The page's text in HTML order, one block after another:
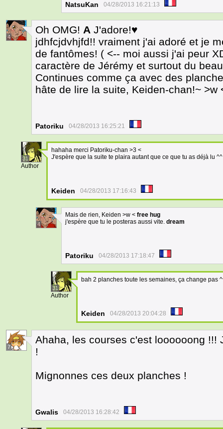
NatsuKan 04/28/2013 16:21:13
4
Oh OMG! A J'adore!♥
jdhfcjdvhjfd!! vraiment j'ai adoré et je
de fantômes! ( <-- moi aussi j'ai peur
caractère de Jérémy et surtout du
Continues comme ça avec des
hâte de lire la suite, Keiden-chan!~ >w
Patoriku 04/28/2013 16:25:21
31
Author
hahaha merci Patoriku-chan >3 <
J'espère que la suite te plaira autant que ce que tu as déjà lu ^^
Keiden 04/28/2013 17:16:43
4
Mais de rien, Keiden >w < free hug
j'espère que tu le posteras aussi vite. dream
Patoriku 04/28/2013 17:18:47
31
Author
bah 2 planches toute les semaines, ça change pas
Keiden 04/28/2013 20:04:28
7
Ahaha, les courses c'est loooooong
!
Mignonnes ces deux planches !
Gwalis 04/28/2013 16:28:42